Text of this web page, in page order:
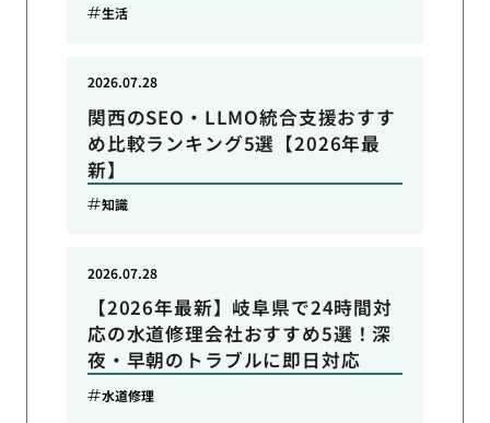
生活
関西のSEO・LLMO統合支援おすす
め比較ランキング5選【2026年最
新】
2026.07.28
知識
【2026年最新】岐阜県で24時間対
応の水道修理会社おすすめ5選！深
夜・早朝のトラブルに即日対応
2026.07.28
水道修理